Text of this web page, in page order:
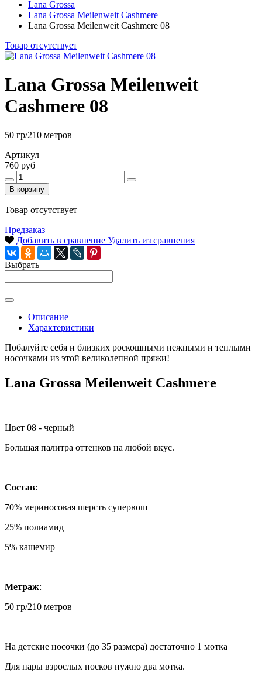
Lana Grossa
Lana Grossa Meilenweit Cashmere
Lana Grossa Meilenweit Cashmere 08
Товар отсутствует
Lana Grossa Meilenweit
Cashmere 08
50 гр/210 метров
Артикул
760 руб
В корзину
Товар отсутствует
Предзаказ
Добавить в сравнение Удалить из сравнения
Выбрать
Описание
Характеристики
Побалуйте себя и близких роскошными нежными и теплыми
носочками из этой великолепной пряжи!
Lana Grossa Meilenweit Cashmere
Цвет 08 - черный
Большая палитра оттенков на любой вкус.
Состав:
70% мериносовая шерсть супервош
25% полиамид
5% кашемир
Метраж:
50 гр/210 метров
На детские носочки (до 35 размера) достаточно 1 мотка
Для пары взрослых носков нужно два мотка.